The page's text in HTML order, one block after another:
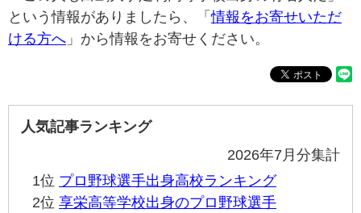
という情報がありましたら、「情報をお寄せいただ
ける方へ 」から情報をお寄せください。
人気記事ランキング
2026年7月分集計
1位 プロ野球選手出身高校ランキング
2位 享栄高等学校出身のプロ野球選手